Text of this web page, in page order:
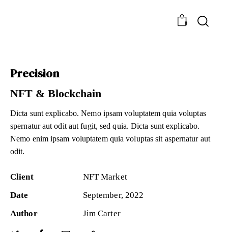
0
Precision
NFT & Blockchain
Dicta sunt explicabo. Nemo ipsam voluptatem quia voluptas
spernatur aut odit aut fugit, sed quia. Dicta sunt explicabo.
Nemo enim ipsam voluptatem quia voluptas sit aspernatur aut
odit.
Client
NFT Market
Date
September, 2022
Author
Jim Carter